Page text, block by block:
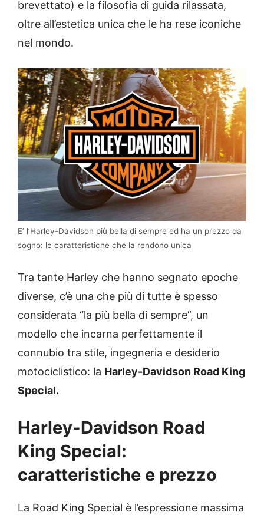
brevettato) e la filosofia di guida rilassata,
oltre all’estetica unica che le ha rese iconiche
nel mondo.
E’ l’Harley-Davidson più bella di sempre ed ha un prezzo da
sogno: le caratteristiche che la rendono unica
Tra tante Harley che hanno segnato epoche
diverse, c’è una che più di tutte è spesso
considerata “la più bella di sempre”, un
modello che incarna perfettamente il
connubio tra stile, ingegneria e desiderio
motociclistico: la Harley-Davidson Road King
Special.
Harley-Davidson Road
King Special:
caratteristiche e prezzo
La Road King Special è l’espressione massima